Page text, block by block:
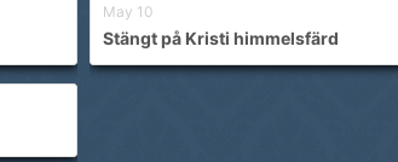
May 10
Stängt på Kristi himmelsfärd